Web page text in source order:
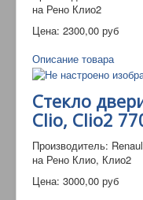
на Рено Клио2
Цена: 2300,00 руб
Описание товара
Стекло
Clio, Clio2
Производитель:
на Рено Клио, Клио2
Цена: 3000,00 руб